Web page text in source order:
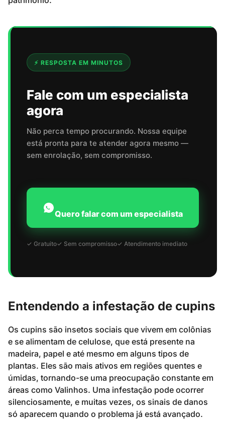
⚡ RESPOSTA EM MINUTOS
Fale com um especialista
agora
Não perca tempo procurando. Nossa equipe
está pronta para te atender agora mesmo —
sem enrolação, sem compromisso.
Quero falar com um especialista
✓ Gratuito✓ Sem compromisso✓ Atendimento imediato
Entendendo a infestação de cupins
Os cupins são insetos sociais que vivem em colônias
e se alimentam de celulose, que está presente na
madeira, papel e até mesmo em alguns tipos de
plantas. Eles são mais ativos em regiões quentes e
úmidas, tornando-se uma preocupação constante em
áreas como Valinhos. Uma infestação pode ocorrer
silenciosamente, e muitas vezes, os sinais de danos
só aparecem quando o problema já está avançado.